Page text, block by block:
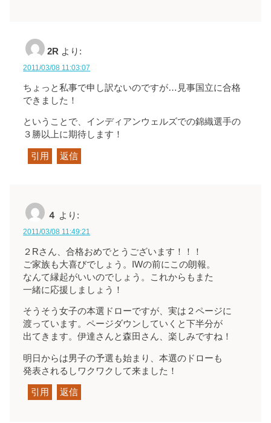
2R より:
2011/03/08 11:03:07
ちょっと私事で申し訳ないのですが…見事国立に合格
できました！
ということで、インディアンウェルズでの錦織選手の
３勝以上に期待します！
引用 返信
４ より:
2011/03/08 11:49:21
２Rさん、合格おめでとうございます！！！
ご家族も大喜びでしょう。IWの前にこの朗報。
なんて縁起がいいのでしょう。これからもまた
一緒に応援しましょう！
そうそう女子の本選ドローですが、実は２ページに
渡っています。ページダウンしていくと下半分が
出てきます。伊達さんと森田さん、楽しみですね！
明日からは男子の予選も始まり、本選のドローも
発表されるしワクワクして来ました！
引用 返信